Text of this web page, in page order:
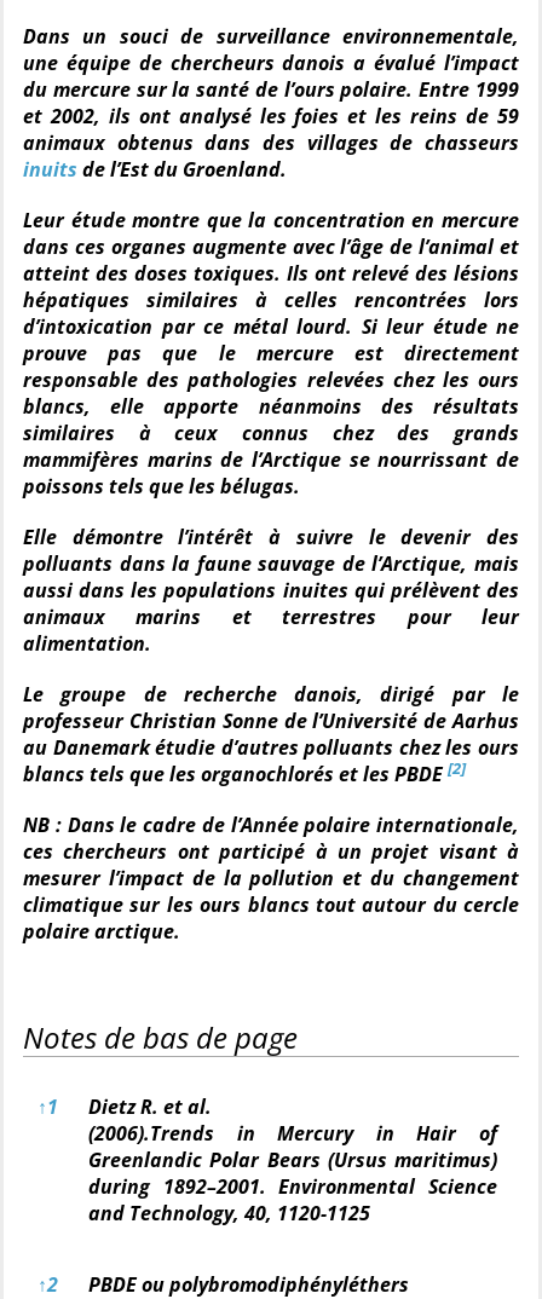
Dans un souci de surveillance environnementale,
une équipe de chercheurs danois a évalué l’impact
du mercure sur la santé de l’ours polaire. Entre 1999
et 2002, ils ont analysé les foies et les reins de 59
animaux obtenus dans des villages de chasseurs
inuits de l’Est du Groenland.
Leur étude montre que la concentration en mercure
dans ces organes augmente avec l’âge de l’animal et
atteint des doses toxiques. Ils ont relevé des lésions
hépatiques similaires à celles rencontrées lors
d’intoxication par ce métal lourd. Si leur étude ne
prouve pas que le mercure est directement
responsable des pathologies relevées chez les ours
blancs, elle apporte néanmoins des résultats
similaires à ceux connus chez des grands
mammifères marins de l’Arctique se nourrissant de
poissons tels que les bélugas.
Elle démontre l’intérêt à suivre le devenir des
polluants dans la faune sauvage de l’Arctique, mais
aussi dans les populations inuites qui prélèvent des
animaux marins et terrestres pour leur
alimentation.
Le groupe de recherche danois, dirigé par le
professeur Christian Sonne de l’Université de Aarhus
au Danemark étudie d’autres polluants chez les ours
blancs tels que les organochlorés et les PBDE[2]
NB : Dans le cadre de l’Année polaire internationale,
ces chercheurs ont participé à un projet visant à
mesurer l’impact de la pollution et du changement
climatique sur les ours blancs tout autour du cercle
polaire arctique.
Notes de bas de page
↑1 Dietz R. et al.
(2006).Trends in Mercury in Hair of
Greenlandic Polar Bears (Ursus maritimus)
during 1892–2001.Environmental Science
and Technology, 40, 1120-1125
↑2 PBDE ou polybromodiphényléthers